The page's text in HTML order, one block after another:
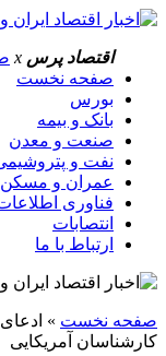
اقتصاد پرس x
صفحه نخست
بورس
بانک و بیمه
صنعت و معدن
نفت و
عمران و مسکن
فناوری
انتصابات
ارتباط با ما
صفحه نخست »
کارشناسان آمریکایی